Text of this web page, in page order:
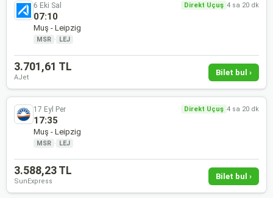
6 Eki Sal Direkt Uçuş 4 sa 20 dk
07:10
Muş - Leipzig
MSR · LEJ
3.701,61 TL
AJet
Bilet bul ›
17 Eyl Per Direkt Uçuş 4 sa 20 dk
17:35
Muş - Leipzig
MSR · LEJ
3.588,23 TL
SunExpress
Bilet bul ›